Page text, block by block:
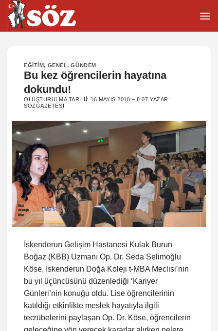
İçeriğe
atla
EĞITIM, GENEL,GÜNDEM
Bu kez öğrencilerin hayatına
dokundu!
OLUŞTURULMA TARIHI: 16 MAYIS 2018 – 8:07 YAZAR:
SOZGAZETESI
İskenderun Gelişim Hastanesi Kulak Burun
Boğaz (KBB) Uzmanı Op. Dr. Seda Selimoğlu
Köse, İskenderun Doğa Koleji t-MBA Meclisi’nin
bu yıl üçüncüsünü düzenlediği ‘Kariyer
Günleri’nin konuğu oldu. Lise öğrencilerinin
katıldığı etkinlikte meslek hayatıyla ilgili
tecrübelerini paylaşan Op. Dr. Köse, öğrencilerin